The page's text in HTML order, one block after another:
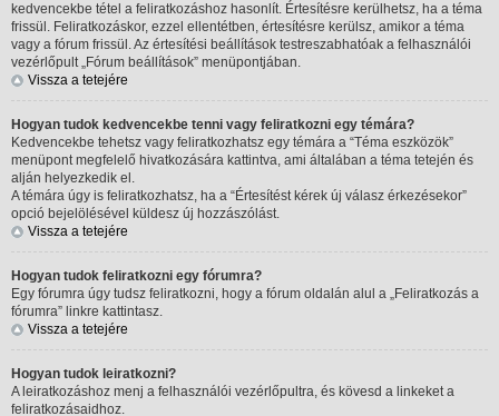
kedvencekbe tétel a feliratkozáshoz hasonlít. Értesítésre kerülhetsz, ha a téma
frissül. Feliratkozáskor, ezzel ellentétben, értesítésre kerülsz, amikor a téma
vagy a fórum frissül. Az értesítési beállítások testreszabhatóak a felhasználói
vezérlőpult „Fórum beállítások” menüpontjában.
Vissza a tetejére
Hogyan tudok kedvencekbe tenni vagy feliratkozni egy témára?
Kedvencekbe tehetsz vagy feliratkozhatsz egy témára a “Téma eszközök”
menüpont megfelelő hivatkozására kattintva, ami általában a téma tetején és
alján helyezkedik el.
A témára úgy is feliratkozhatsz, ha a “Értesítést kérek új válasz érkezésekor”
opció bejelölésével küldesz új hozzászólást.
Vissza a tetejére
Hogyan tudok feliratkozni egy fórumra?
Egy fórumra úgy tudsz feliratkozni, hogy a fórum oldalán alul a „Feliratkozás a
fórumra” linkre kattintasz.
Vissza a tetejére
Hogyan tudok leiratkozni?
A leiratkozáshoz menj a felhasználói vezérlőpultra, és kövesd a linkeket a
feliratkozásaidhoz.